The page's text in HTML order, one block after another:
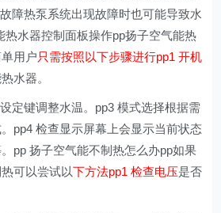
障热泵系统出现故障时也可能导致水
热水器控制面板操作pp扬子空气能热
用户只需按照以下步骤进行pp1 开机
水器。
定键调整水温。pp3 模式选择根据需
pp4 检查显示屏幕上会显示当前状态
pp 扬子空气能不制热怎么办pp如果
可以尝试以下方法pp1 检查电压是否